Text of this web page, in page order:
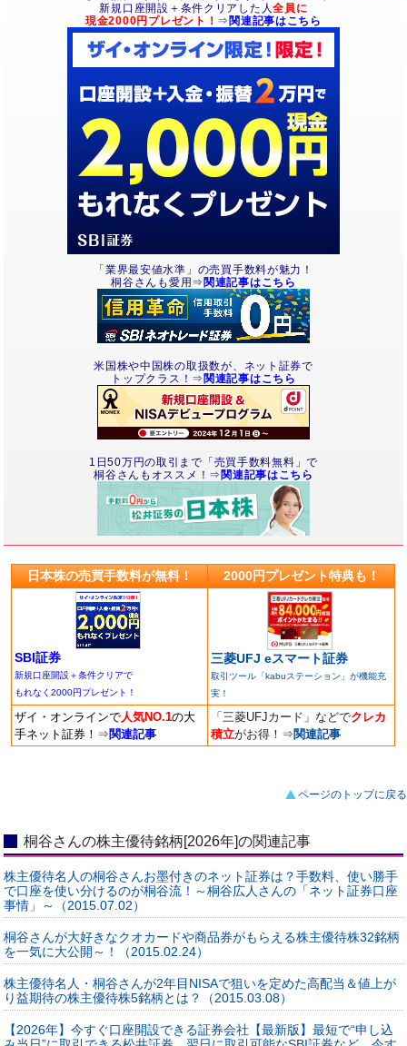
新規口座開設＋条件クリアした人全員に
現金2000円プレゼント！ ⇒ 関連記事はこちら
「業界最安値水準」の売買手数料が魅力！
桐谷さんも愛用⇒ 関連記事はこちら
米国株や中国株の取扱数が、ネット証券で
トップクラス！⇒ 関連記事はこちら
1日50万円の取引まで「売買手数料無料」で
桐谷さんもオススメ！⇒ 関連記事はこちら
日本株の売買手数料が無料！ 2000円プレゼント特典も！
SBI証券
新規口座開設＋条件クリアで
もれなく2000円プレゼント！
三菱UFJ eスマート証券
取引ツール「kabuステーション」が機能充
実！
ザイ・オンラインで人気NO.1の大
手ネット証券！ ⇒ 関連記事
「三菱UFJカード」などでクレカ
積立がお得！ ⇒ 関連記事
ページのトップに戻る
桐谷さんの株主優待銘柄[2026年]の関連記事
株主優待名人の桐谷さんお墨付きのネット証券は？手数料、使い勝手
で口座を使い分けるのが桐谷流！～桐谷広人さんの「ネット証券口座
事情」～（2015.07.02）
桐谷さんが大好きなクオカードや商品券がもらえる株主優待株32銘柄
を一気に大公開～！（2015.02.24）
株主優待名人・桐谷さんが2年目NISAで狙いを定めた高配当＆値上が
り益期待の株主優待株5銘柄とは？（2015.03.08）
【2026年】今すぐ口座開設できる証券会社【最新版】最短で“申し込